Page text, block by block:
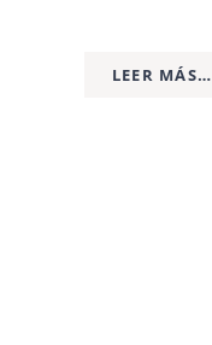
LEER MÁS…